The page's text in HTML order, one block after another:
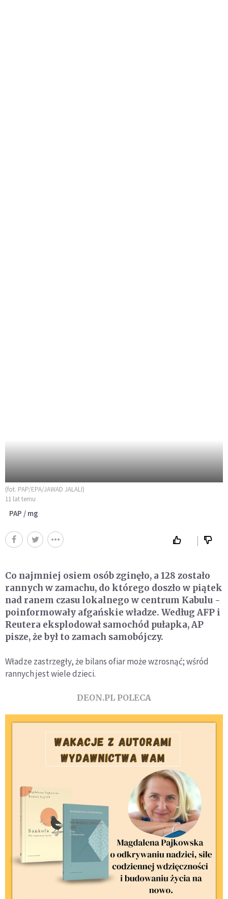
(fot. PAP/EPA/JAWAD JALALI)
11 lat temu
PAP / mg
Co najmniej osiem osób zginęło, a 128 zostało
rannych w zamachu, do którego doszło w piątek
nad ranem czasu lokalnego w centrum Kabulu -
poinformowały afgańskie władze. Według AFP i
Reutera eksplodował samochód pułapka, AP
pisze, że był to zamach samobójczy.
Władze zastrzegły, że bilans ofiar może wzrosnąć; wśród
rannych jest wiele dzieci.
DEON.PL POLECA